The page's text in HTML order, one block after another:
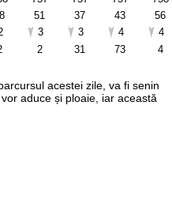
51
3
2
37
3
31
43
4
73
56
4
4
acestei zile, va fi senin
aduce și ploaie, iar această